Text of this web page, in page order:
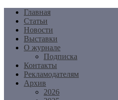
Перейти
содержимому
Главная
Статьи
Новости
Выставки
О журнале
Подписка
Контакты
Рекламодателям
Архив
2026